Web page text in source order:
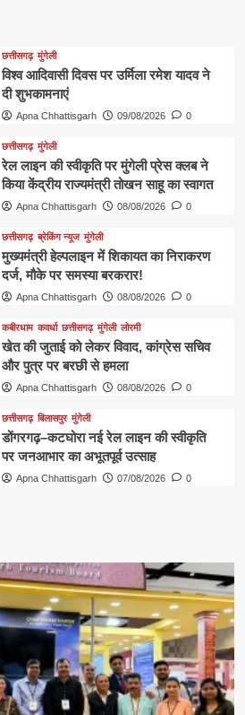
छत्तीसगढ़ मुंगेली
विश्व आदिवासी दिवस पर उर्मिला रमेश यादव ने
दी शुभकामनाएं
Apna Chhattisgarh 09/08/2026 0
छत्तीसगढ़ मुंगेली
रेल लाइन की स्वीकृति पर मुंगेली प्रेस क्लब ने
किया केंद्रीय राज्यमंत्री तोखन साहू का स्वागत
Apna Chhattisgarh 08/08/2026 0
छत्तीसगढ़ ब्रेकिंग न्यूज मुंगेली
मुख्यमंत्री हेल्पलाइन में शिकायत का निराकरण
दर्ज, मौके पर समस्या बरकरार!
Apna Chhattisgarh 08/08/2026 0
कबीरधाम कवर्धा छत्तीसगढ़ मुंगेली लोरमी
खेत की जुताई को लेकर विवाद, कांग्रेस सचिव
और पुत्र पर बरछी से हमला
Apna Chhattisgarh 08/08/2026 0
छत्तीसगढ़ बिलासपुर मुंगेली
डोंगरगढ़–कटघोरा नई रेल लाइन की स्वीकृति
पर जनआभार का अभूतपूर्व उत्साह
Apna Chhattisgarh 07/08/2026 0